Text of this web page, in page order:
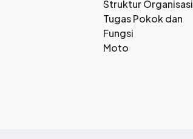
Struktur Organisasi
Tugas Pokok dan
Fungsi
Moto